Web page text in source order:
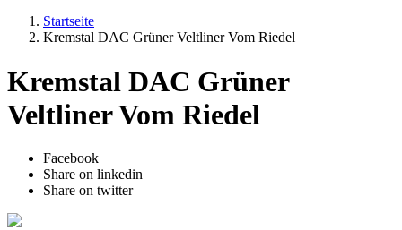
Startseite
Kremstal DAC Grüner Veltliner Vom Riedel
Kremstal DAC Grüner
Veltliner Vom Riedel
Facebook
Share on linkedin
Share on twitter